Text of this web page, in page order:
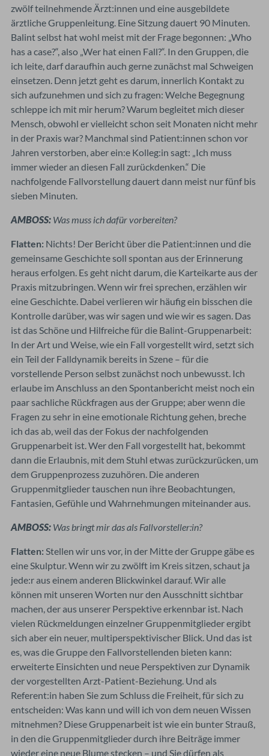
zwölf teilnehmende Ärzt:innen und eine ausgebildete
ärztliche Gruppenleitung. Eine Sitzung dauert 90 Minuten.
Balint selbst hat wohl meist mit der Frage begonnen: „Who
has a case?“, also „Wer hat einen Fall?“. In den Gruppen, die
ich leite, darf daraufhin auch gerne zunächst mal Schweigen
einsetzen. Denn jetzt geht es darum, innerlich Kontakt zu
sich aufzunehmen und sich zu fragen: Welche Begegnung
schleppe ich mit mir herum? Warum begleitet mich dieser
Mensch, obwohl er vielleicht schon seit Monaten nicht mehr
in der Praxis war? Manchmal sind Patient:innen schon vor
Jahren verstorben, aber ein:e Kolleg:in sagt: „Ich muss
immer wieder an diesen Fall zurückdenken.“ Die
nachfolgende Fallvorstellung dauert dann meist nur fünf bis
sieben Minuten.
AMBOSS: Was muss ich dafür vorbereiten?
Flatten: Nichts! Der Bericht über die Patient:innen und die
gemeinsame Geschichte soll spontan aus der Erinnerung
heraus erfolgen. Es geht nicht darum, die Karteikarte aus der
Praxis mitzubringen. Wenn wir frei sprechen, erzählen wir
eine Geschichte. Dabei verlieren wir häufig ein bisschen die
Kontrolle darüber, was wir sagen und wie wir es sagen. Das
ist das Schöne und Hilfreiche für die Balint-Gruppenarbeit:
In der Art und Weise, wie ein Fall vorgestellt wird, setzt sich
ein Teil der Falldynamik bereits in Szene – für die
vorstellende Person selbst zunächst noch unbewusst. Ich
erlaube im Anschluss an den Spontanbericht meist noch ein
paar sachliche Rückfragen aus der Gruppe; aber wenn die
Fragen zu sehr in eine emotionale Richtung gehen, breche
ich das ab, weil das der Fokus der nachfolgenden
Gruppenarbeit ist. Wer den Fall vorgestellt hat, bekommt
dann die Erlaubnis, mit dem Stuhl etwas zurückzurücken, um
dem Gruppenprozess zuzuhören. Die anderen
Gruppenmitglieder tauschen nun ihre Beobachtungen,
Fantasien, Gefühle und Wahrnehmungen miteinander aus.
AMBOSS: Was bringt mir das als Fallvorsteller:in?
Flatten: Stellen wir uns vor, in der Mitte der Gruppe gäbe es
eine Skulptur. Wenn wir zu zwölft im Kreis sitzen, schaut ja
jede:r aus einem anderen Blickwinkel darauf. Wir alle
können mit unseren Worten nur den Ausschnitt sichtbar
machen, der aus unserer Perspektive erkennbar ist. Nach
vielen Rückmeldungen einzelner Gruppenmitglieder ergibt
sich aber ein neuer, multiperspektivischer Blick. Und das ist
es, was die Gruppe den Fallvorstellenden bieten kann:
erweiterte Einsichten und neue Perspektiven zur Dynamik
der vorgestellten Arzt-Patient-Beziehung. Und als
Referent:in haben Sie zum Schluss die Freiheit, für sich zu
entscheiden: Was kann und will ich von dem neuen Wissen
mitnehmen? Diese Gruppenarbeit ist wie ein bunter Strauß,
in den die Gruppenmitglieder durch ihre Beiträge immer
wieder eine neue Blume stecken – und Sie dürfen als